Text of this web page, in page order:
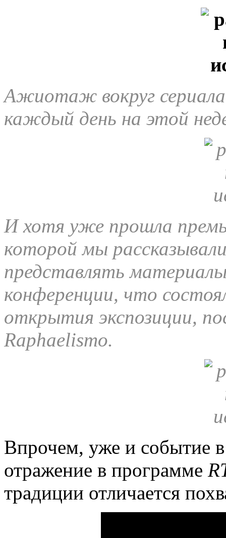
Ажиотаж вокруг
каждый день на этой
И хотя уже прошла
которой мы
представлять
конференции, что
открытия экспозиции,
Raphaelismo.
Впрочем, уже и событие
отражение в программе
традиции отличается